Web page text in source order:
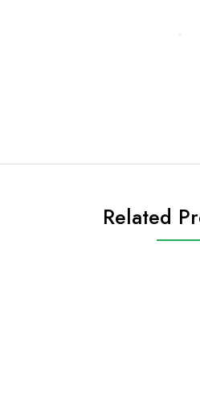
Related